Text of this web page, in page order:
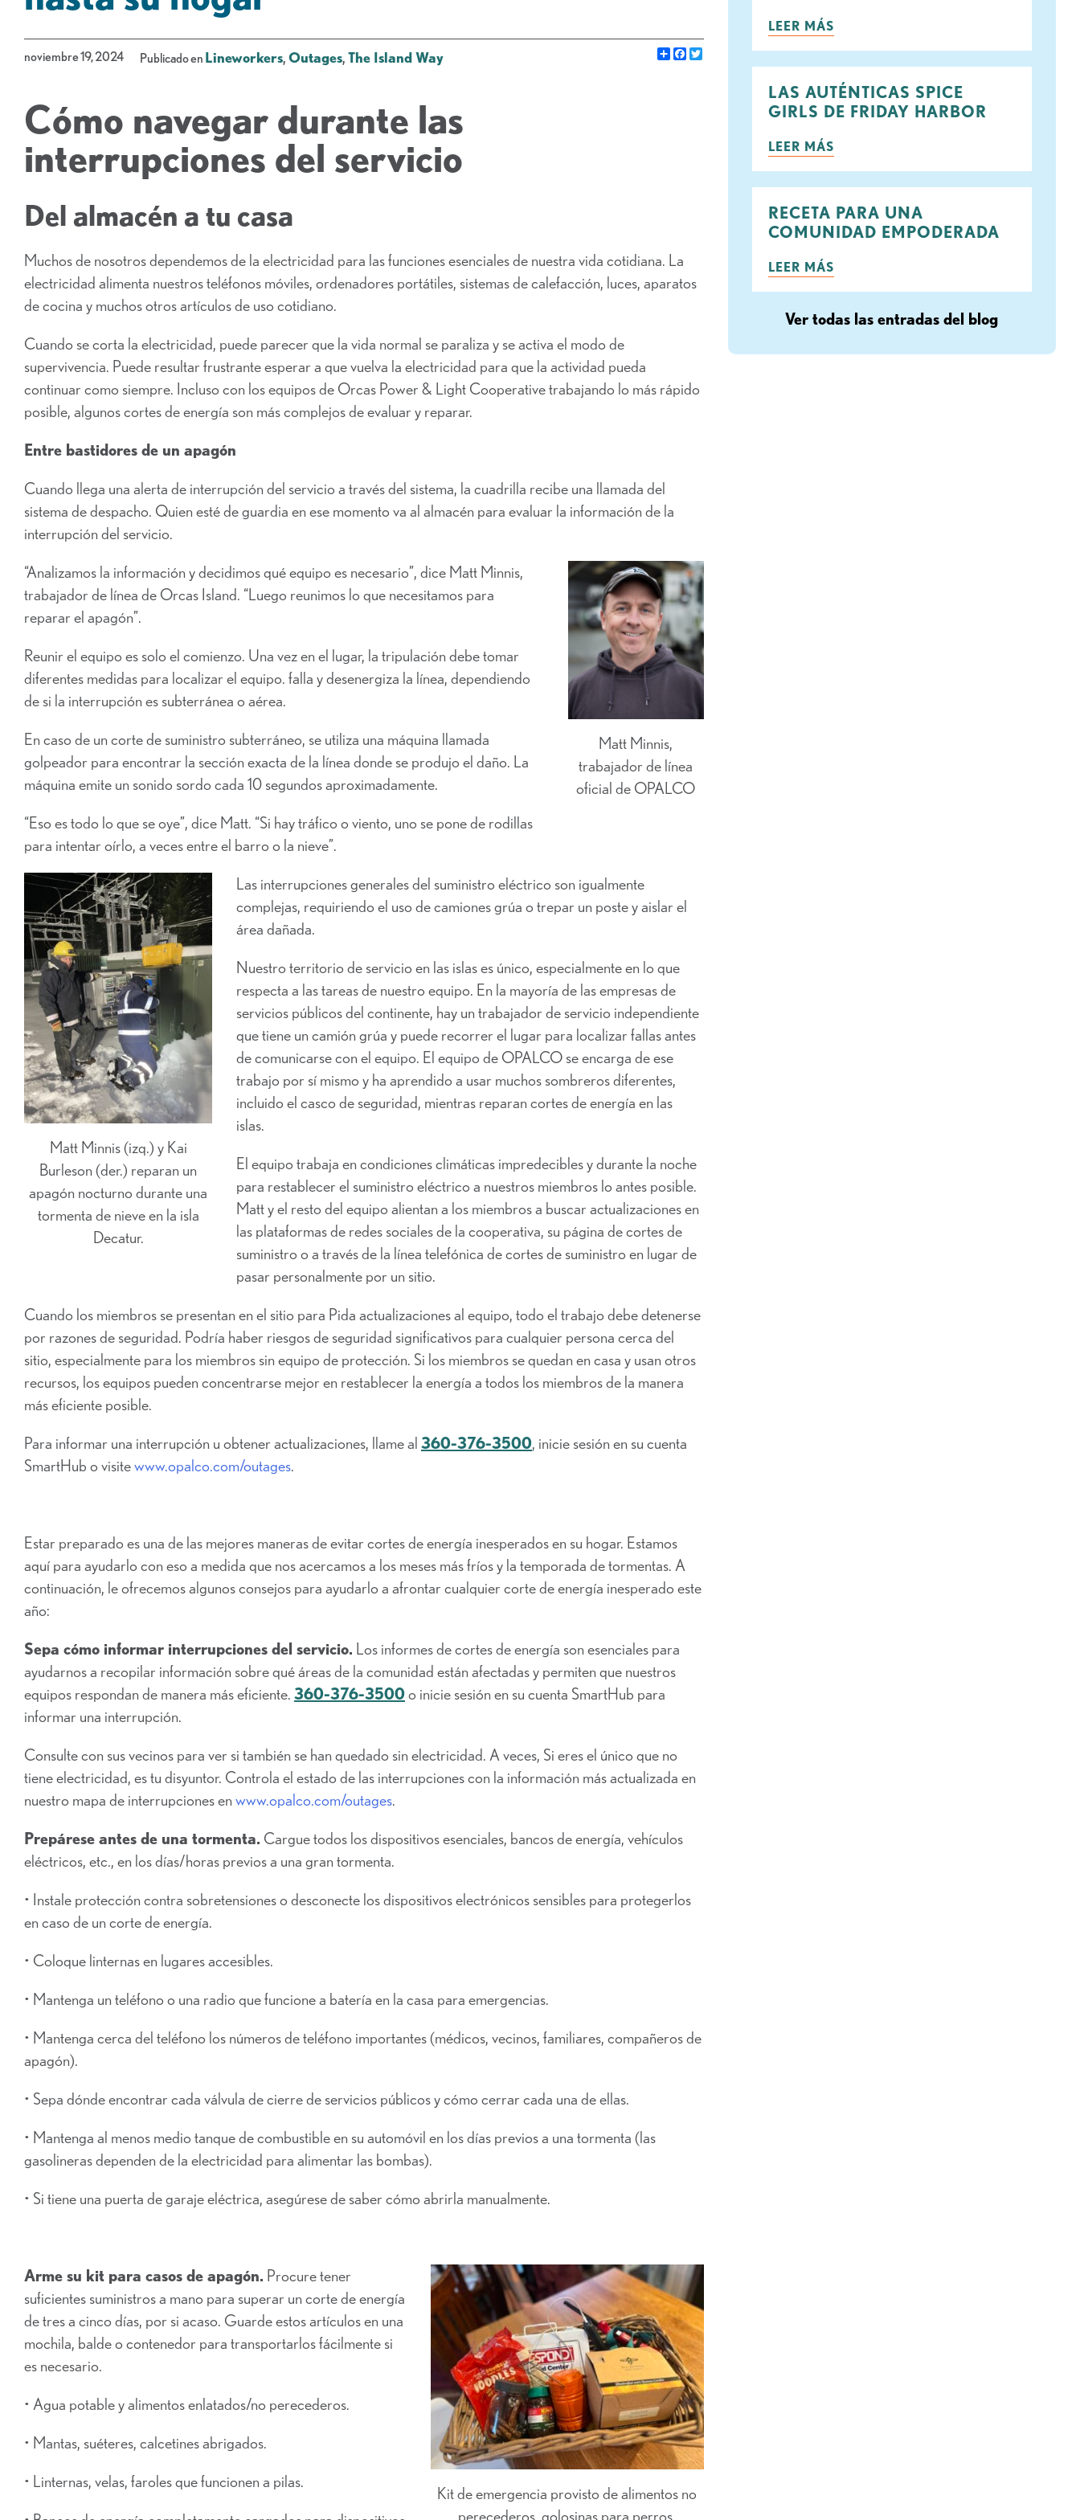
noviembre 19, 2024 Publicado en Lineworkers, Outages, The Island Way ShareFacebook
Gorjeo
Cómo navegar durante las
interrupciones del servicio
Del almacén a tu casa
Muchos de nosotros dependemos de la electricidad para las funciones esenciales de nuestra vida cotidiana. La
electricidad alimenta nuestros teléfonos móviles, ordenadores portátiles, sistemas de calefacción, luces, aparatos
de cocina y muchos otros artículos de uso cotidiano.
Cuando se corta la electricidad, puede parecer que la vida normal se paraliza y se activa el modo de
supervivencia. Puede resultar frustrante esperar a que vuelva la electricidad para que la actividad pueda
continuar como siempre. Incluso con los equipos de Orcas Power & Light Cooperative trabajando lo más rápido
posible, algunos cortes de energía son más complejos de evaluar y reparar.
Entre bastidores de un apagón
Cuando llega una alerta de interrupción del servicio a través del sistema, la cuadrilla recibe una llamada del
sistema de despacho. Quien esté de guardia en ese momento va al almacén para evaluar la información de la
interrupción del servicio.
Matt Minnis,
trabajador de línea
oficial de OPALCO
“Analizamos la información y decidimos qué equipo es necesario”, dice Matt Minnis,
trabajador de línea de Orcas Island. “Luego reunimos lo que necesitamos para
reparar el apagón”.
Reunir el equipo es solo el comienzo. Una vez en el lugar, la tripulación debe tomar
diferentes medidas para localizar el equipo. falla y desenergiza la línea, dependiendo
de si la interrupción es subterránea o aérea.
En caso de un corte de suministro subterráneo, se utiliza una máquina llamada
golpeador para encontrar la sección exacta de la línea donde se produjo el daño. La
máquina emite un sonido sordo cada 10 segundos aproximadamente.
“Eso es todo lo que se oye”, dice Matt. “Si hay tráfico o viento, uno se pone de rodillas
para intentar oírlo, a veces entre el barro o la nieve”.
Matt Minnis (izq.) y Kai
Burleson (der.) reparan un
apagón nocturno durante una
tormenta de nieve en la isla
Decatur.
Las interrupciones generales del suministro eléctrico son igualmente
complejas, requiriendo el uso de camiones grúa o trepar un poste y aislar el
área dañada.
Nuestro territorio de servicio en las islas es único, especialmente en lo que
respecta a las tareas de nuestro equipo. En la mayoría de las empresas de
servicios públicos del continente, hay un trabajador de servicio independiente
que tiene un camión grúa y puede recorrer el lugar para localizar fallas antes
de comunicarse con el equipo. El equipo de OPALCO se encarga de ese
trabajo por sí mismo y ha aprendido a usar muchos sombreros diferentes,
incluido el casco de seguridad, mientras reparan cortes de energía en las
islas.
El equipo trabaja en condiciones climáticas impredecibles y durante la noche
para restablecer el suministro eléctrico a nuestros miembros lo antes posible.
Matt y el resto del equipo alientan a los miembros a buscar actualizaciones en
las plataformas de redes sociales de la cooperativa, su página de cortes de
suministro o a través de la línea telefónica de cortes de suministro en lugar de
pasar personalmente por un sitio.
Cuando los miembros se presentan en el sitio para Pida actualizaciones al equipo, todo el trabajo debe detenerse
por razones de seguridad. Podría haber riesgos de seguridad significativos para cualquier persona cerca del
sitio, especialmente para los miembros sin equipo de protección. Si los miembros se quedan en casa y usan otros
recursos, los equipos pueden concentrarse mejor en restablecer la energía a todos los miembros de la manera
más eficiente posible.
Para informar una interrupción u obtener actualizaciones, llame al 360-376-3500, inicie sesión en su cuenta
SmartHub o visitewww.opalco.com/outages.
Estar preparado es una de las mejores maneras de evitar cortes de energía inesperados en su hogar. Estamos
aquí para ayudarlo con eso a medida que nos acercamos a los meses más fríos y la temporada de tormentas. A
continuación, le ofrecemos algunos consejos para ayudarlo a afrontar cualquier corte de energía inesperado este
año:
Sepa cómo informar interrupciones del servicio. Los informes de cortes de energía son esenciales para
ayudarnos a recopilar información sobre qué áreas de la comunidad están afectadas y permiten que nuestros
equipos respondan de manera más eficiente. 360-376-3500o inicie sesión en su cuenta SmartHub para
informar una interrupción.
Consulte con sus vecinos para ver si también se han quedado sin electricidad. A veces, Si eres el único que no
tiene electricidad, es tu disyuntor. Controla el estado de las interrupciones con la información más actualizada en
nuestro mapa de interrupciones en www.opalco.com/outages.
Prepárese antes de una tormenta. Cargue todos los dispositivos esenciales, bancos de energía, vehículos
eléctricos, etc., en los días/horas previos a una gran tormenta.
• Instale protección contra sobretensiones o desconecte los dispositivos electrónicos sensibles para protegerlos
en caso de un corte de energía.
• Coloque linternas en lugares accesibles.
• Mantenga un teléfono o una radio que funcione a batería en la casa para emergencias.
• Mantenga cerca del teléfono los números de teléfono importantes (médicos, vecinos, familiares, compañeros de
apagón).
• Sepa dónde encontrar cada válvula de cierre de servicios públicos y cómo cerrar cada una de ellas.
• Mantenga al menos medio tanque de combustible en su automóvil en los días previos a una tormenta (las
gasolineras dependen de la electricidad para alimentar las bombas).
• Si tiene una puerta de garaje eléctrica, asegúrese de saber cómo abrirla manualmente.
Kit de emergencia provisto de alimentos no
perecederos, golosinas para perros,
Arme su kit para casos de apagón. Procure tener
suficientes suministros a mano para superar un corte de energía
de tres a cinco días, por si acaso. Guarde estos artículos en una
mochila, balde o contenedor para transportarlos fácilmente si
es necesario.
• Agua potable y alimentos enlatados/no perecederos.
• Mantas, suéteres, calcetines abrigados.
• Linternas, velas, faroles que funcionen a pilas.
LEER MÁS
LAS AUTÉNTICAS SPICE
GIRLS DE FRIDAY HARBOR
LEER MÁS
RECETA PARA UNA
COMUNIDAD EMPODERADA
LEER MÁS
Ver todas las entradas del blog